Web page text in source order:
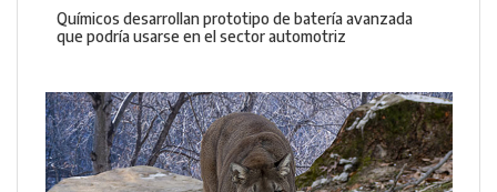
Químicos desarrollan prototipo de batería avanzada
que podría usarse en el sector automotriz